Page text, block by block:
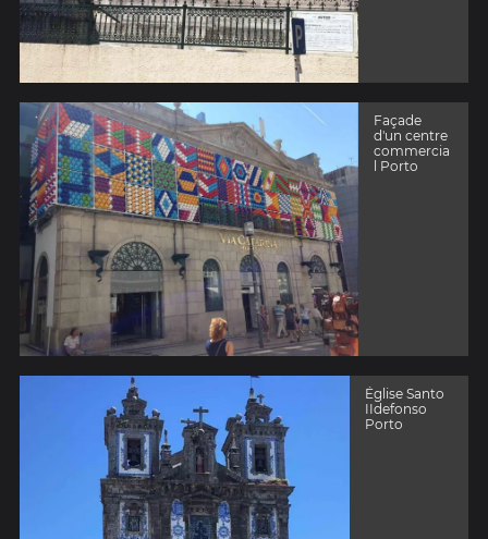
Façade
d'un centre
commercia
l Porto
Église Santo
IIdefonso
Porto